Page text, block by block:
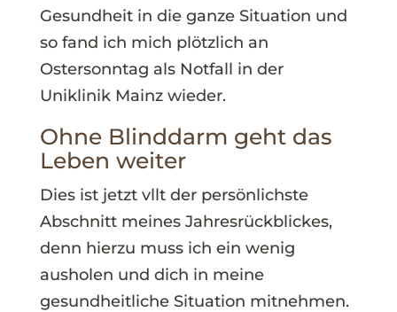
Gesundheit in die ganze Situation und
so fand ich mich plötzlich an
Ostersonntag als Notfall in der
Uniklinik Mainz wieder.
Ohne Blinddarm geht das
Leben weiter
Dies ist jetzt vllt der persönlichste
Abschnitt meines Jahresrückblickes,
denn hierzu muss ich ein wenig
ausholen und dich in meine
gesundheitliche Situation mitnehmen.